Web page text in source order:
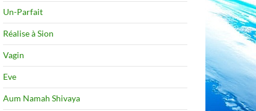
Un-Parfait
Réalise à Sion
Vagin
Eve
Aum Namah Shivaya